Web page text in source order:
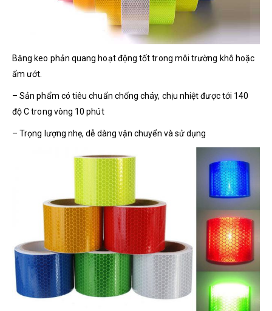
Băng keo phản quang hoạt động tốt trong môi trường khô hoặc
ẩm ướt.
– Sản phẩm có tiêu chuẩn chống cháy, chịu nhiệt được tới 140
độ C trong vòng 10 phút
– Trọng lượng nhẹ, dễ dàng vận chuyển và sử dụng